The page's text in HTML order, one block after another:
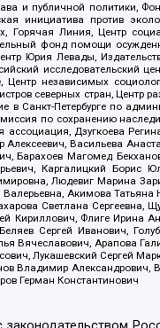
и публичной политики,
инициатива против
Горячая Линия, Центр
фонд помощи
Юрия Левады,
исследовательский
независимых
северных стран, Центр
в Санкт-Петербурге по
по сохранению
Дзугкоева
Васильева
Барахоев Магомед
Каргалицкий Борис
Людевиг Марина
Акимова Татьяна
Светлана Сергеевна,
Кириллович, Флиге Ирина
Сергей Иванович,
Вячеславович, Арапова
Лукашевский Сергей
Владимир Александрович,
Герман Константинович